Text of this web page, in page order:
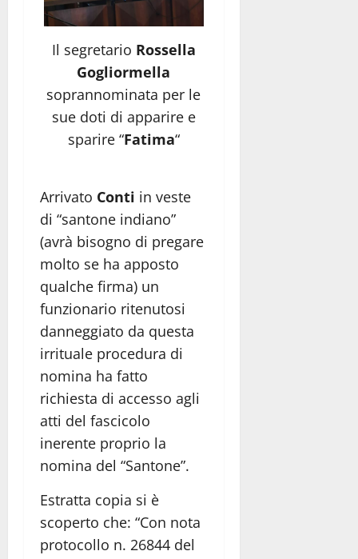
Il segretario Rossella
Gogliormella
soprannominata per le
sue doti di apparire e
sparire “Fatima“
Arrivato Conti in veste
di “santone indiano”
(avrà bisogno di pregare
molto se ha apposto
qualche firma) un
funzionario ritenutosi
danneggiato da questa
irrituale procedura di
nomina ha fatto
richiesta di accesso agli
atti del fascicolo
inerente proprio la
nomina del “Santone”.
Estratta copia si è
scoperto che: “Con nota
protocollo n. 26844 del